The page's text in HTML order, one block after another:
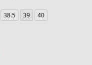
38.5 39
40